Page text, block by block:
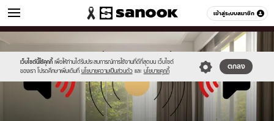
เข้าสู่ระบบสมาชิก
ผู้หญิง หมวดอื่นๆ
เว็บไซต์นี้ใช้คุกกี้ เพื่อให้ท่านได้รับประสบการณ์การใช้งานที่ดีที่สุดบน เว็บไซต์
ของเรา โปรดศึกษาเพิ่มเติมที่ นโยบายความเป็นส่วนตัว และ นโยบายคุกกี้
ตกลง
new-
sanook.png
//s.isanook.com/wo/0/ud/53/269849/new-
thumbnail1200x720_v2-
20.jpg